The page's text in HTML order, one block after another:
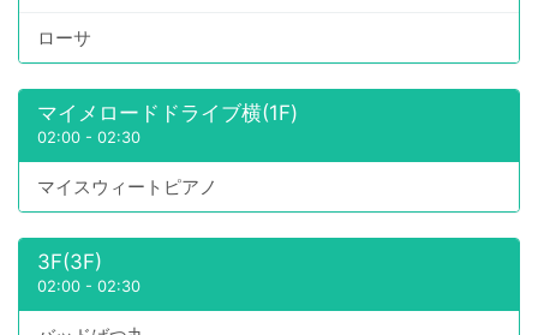
ローサ
マイメロードドライブ横(1F)
02:00 - 02:30
マイスウィートピアノ
3F(3F)
02:00 - 02:30